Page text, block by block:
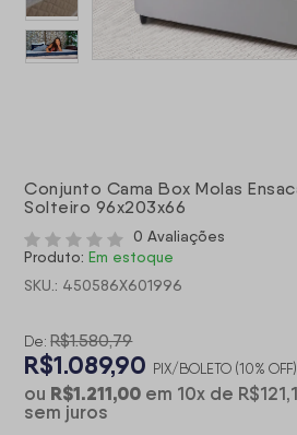
Conjunto Cama Box Molas
Solteiro 96x203x66
0 Avaliações
Produto: Em estoque
SKU.: 450586X601996
De: R$1.580,79
R$1.089,90 PIX/BOLETO (10% OFF)
ou R$1.211,00 em 10x de
sem juros